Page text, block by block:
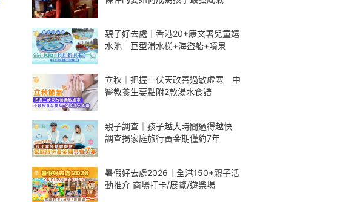
親子好去處｜香港20+康文署兒童嬉
水池 巨型滑水梯+海盜船+噴泉
立秋｜把握三伏天改善過敏虛寒 中
醫教養生要點附2款湯水食譜
親子調查｜孩子越大時間過得越快
調查揭家庭旅行黃金期僅約7年
暑假好去處2026｜全港150+親子活
動推介 商場打卡/展覽/遊樂場